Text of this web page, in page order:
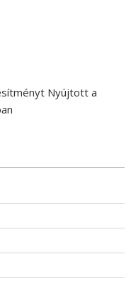
Nyújtott a